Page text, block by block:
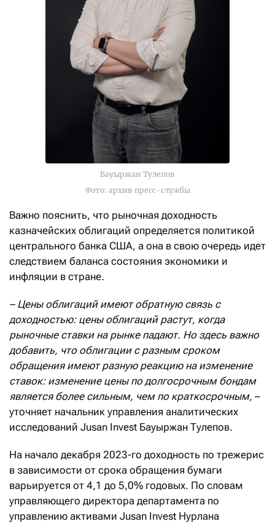
Бауыржан Тулепов
Фото: архив пресс-службы
Важно пояснить, что рыночная доходность
казначейских облигаций определяется политикой
центрального банка США, а она в свою очередь идет
следствием баланса состояния экономики и
инфляции в стране.
– Цены облигаций имеют обратную связь с
доходностью: цены облигаций растут, когда
рыночные ставки на рынке падают. Но здесь важно
добавить, что облигации с разным сроком
обращения имеют разную реакцию на изменение
ставок: изменение цены по долгосрочным бондам
является более сильным, чем по краткосрочным, –
уточняет начальник управления аналитических
исследований Jusan Invest Бауыржан Тулепов.
На начало декабря 2023-го доходность по трежерис
в зависимости от срока обращения бумаги
варьируется от 4,1 до 5,0% годовых. По словам
управляющего директора департамента по
управлению активами Jusan Invest Нурлана